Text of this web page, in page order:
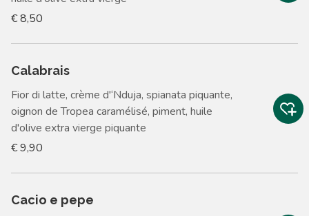
€ 8,50
Calabrais
Fior di latte, crème d'‘Nduja, spianata piquante,
oignon de Tropea caramélisé, piment, huile
d'olive extra vierge piquante
€ 9,90
Cacio e pepe